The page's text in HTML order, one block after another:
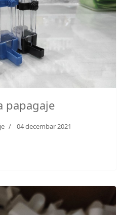
papagaje
04 decembar 2021